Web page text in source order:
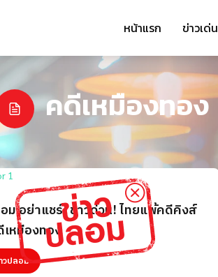
หน้าแรก ข่าวเด่น
คดีเหมืองทอง
ร์! ข่าวด่วน! ไทยแพ้คดีคิงส์
หมืองทอง
วปลอม